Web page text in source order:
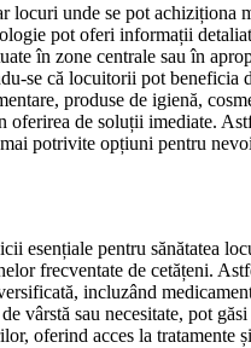
unde se pot achiziționa
pot oferi informații
în zone centrale sau în
se că locuitorii pot beneficia
produse de igienă,
oferirea de soluții imediate.
potrivite opțiuni pentru
esențiale pentru sănătatea
frecventate de cetățeni.
incluzând
vârstă sau necesitate, pot
oferind acces la tratamente